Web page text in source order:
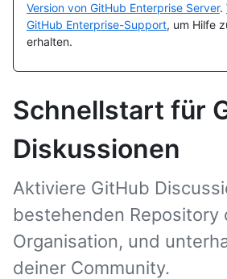
Version von GitHub Enterprise Server.
GitHub Enterprise-Support, um Hilfe
erhalten.
Schnellstart für
Diskussionen
Aktiviere GitHub
bestehenden Repository
Organisation, und
deiner Community.